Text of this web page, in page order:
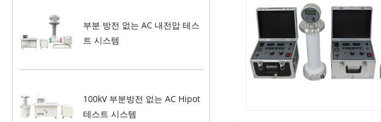
부분 방전 없는 AC 내전압 테스
트 시스템
100kV 부분방전 없는 AC Hipot
테스트 시스템